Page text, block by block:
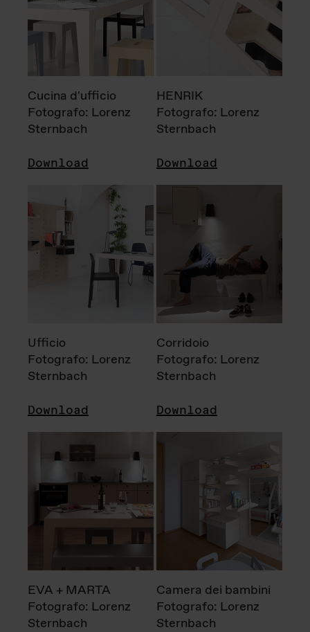
Cucina d'ufficio
Fotografo: Lorenz
Sternbach
Download
HENRIK
Fotografo: Lorenz
Sternbach
Download
Ufficio
Fotografo: Lorenz
Sternbach
Download
Corridoio
Fotografo: Lorenz
Sternbach
Download
EVA + MARTA
Fotografo: Lorenz
Sternbach
Camera dei bambini
Fotografo: Lorenz
Sternbach